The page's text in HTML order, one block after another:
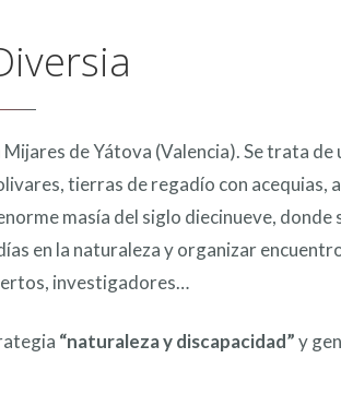
de Yátova (Valencia). Se trata
tierras de regadío con acequias,
masía del siglo diecinueve,
en la naturaleza y organizar
investigadores…
“naturaleza y discapacidad”y